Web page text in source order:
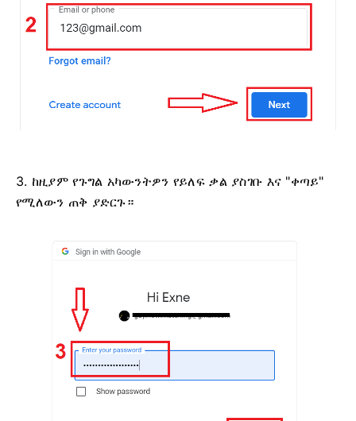
3. ከዚያም የጉግል አካውንትዎን የይለፍ ቃል ያስገቡ እና "ቀጣይ"
የሚለውን ጠቅ ያድርጉ።